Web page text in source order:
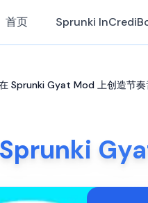
首页 Sprunki
Sprunki Gyat Mod 上创造节奏
Sprunki